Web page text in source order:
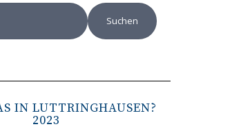
IN LÜTTRINGHAUSEN?
2023